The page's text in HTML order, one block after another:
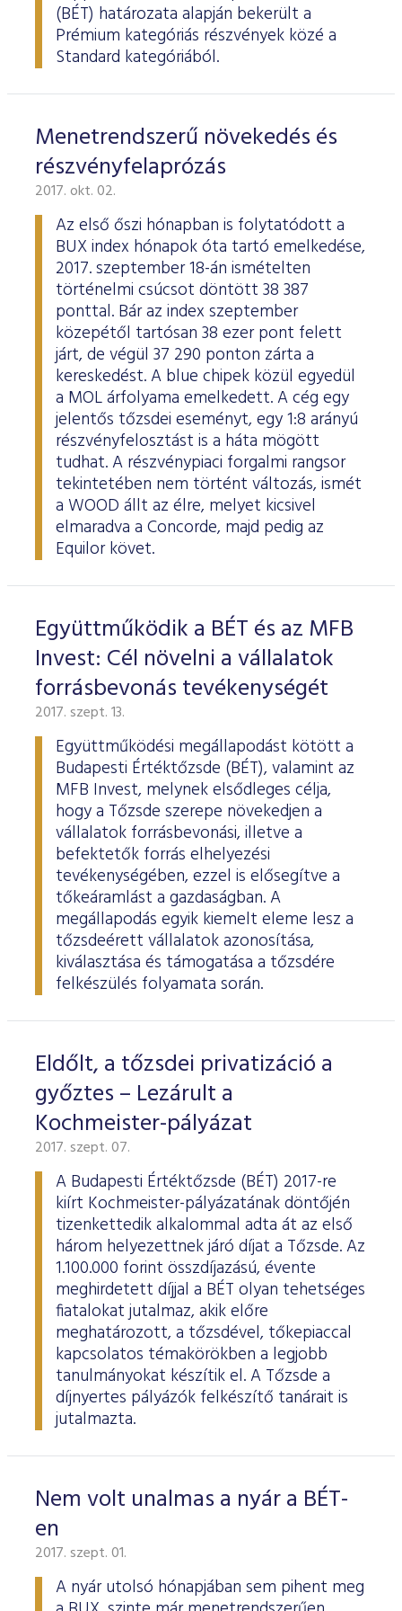
ESG Útmutató
(BÉT) határozata alapján bekerült a
Prémium kategóriás részvények közé a
Standard kategóriából.
Menetrendszerű növekedés és
részvényfelaprózás
2017. okt. 02.
Az első őszi hónapban is folytatódott a
BUX index hónapok óta tartó emelkedése,
2017. szeptember 18-án ismételten
történelmi csúcsot döntött 38 387
ponttal. Bár az index szeptember
közepétől tartósan 38 ezer pont felett
járt, de végül 37 290 ponton zárta a
kereskedést. A blue chipek közül egyedül
a MOL árfolyama emelkedett. A cég egy
jelentős tőzsdei eseményt, egy 1:8 arányú
részvényfelosztást is a háta mögött
tudhat. A részvénypiaci forgalmi rangsor
tekintetében nem történt változás, ismét
a WOOD állt az élre, melyet kicsivel
elmaradva a Concorde, majd pedig az
Equilor követ.
Együttműködik a BÉT és az MFB
Invest: Cél növelni a vállalatok
forrásbevonás tevékenységét
2017. szept. 13.
Együttműködési megállapodást kötött a
Budapesti Értéktőzsde (BÉT), valamint az
MFB Invest, melynek elsődleges célja,
hogy a Tőzsde szerepe növekedjen a
vállalatok forrásbevonási, illetve a
befektetők forrás elhelyezési
tevékenységében, ezzel is elősegítve a
tőkeáramlást a gazdaságban. A
megállapodás egyik kiemelt eleme lesz a
tőzsdeérett vállalatok azonosítása,
kiválasztása és támogatása a tőzsdére
felkészülés folyamata során.
Eldőlt, a tőzsdei privatizáció a
győztes – Lezárult a
Kochmeister-pályázat
2017. szept. 07.
A Budapesti Értéktőzsde (BÉT) 2017-re
kiírt Kochmeister-pályázatának döntőjén
tizenkettedik alkalommal adta át az első
három helyezettnek járó díjat a Tőzsde. Az
1.100.000 forint összdíjazású, évente
meghirdetett díjjal a BÉT olyan tehetséges
fiatalokat jutalmaz, akik előre
meghatározott, a tőzsdével, tőkepiaccal
kapcsolatos témakörökben a legjobb
tanulmányokat készítik el. A Tőzsde a
díjnyertes pályázók felkészítő tanárait is
jutalmazta.
Nem volt unalmas a nyár a BÉT-
en
2017. szept. 01.
A nyár utolsó hónapjában sem pihent meg